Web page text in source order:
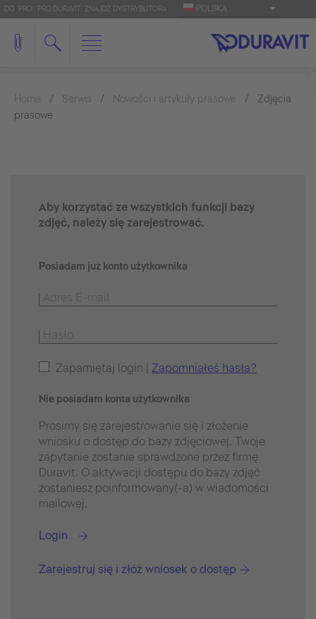
DO 'PRO': PRO.DURAVIT ZNAJDŹ DYSTRYBUTORA POLSKA
Home Serwis Nowości i artykuły prasowe
Zdjęcia
prasowe
Aby korzystać ze wszystkich funkcji bazy
zdjęć, należy się zarejestrować.
Posiadam już konto użytkownika
Zapamiętaj login | Zapomniałeś hasła?
Nie posiadam konta użytkownika
Prosimy się zarejestrowanie się i złożenie
wniosku o dostęp do bazy zdjęciowej. Twoje
zapytanie zostanie sprawdzone przez firmę
Duravit. O aktywacji dostępu do bazy zdjęć
zostaniesz poinformowany(-a) w wiadomości
mailowej.
Login
Zarejestruj się i złóż wniosek o dostęp